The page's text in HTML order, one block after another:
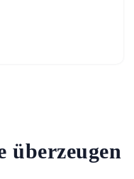
überzeugen